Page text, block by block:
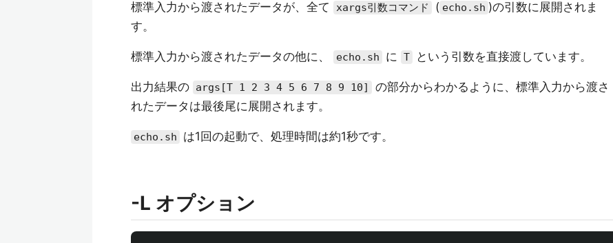
標準入力から渡されたデータが、全て xargs引数コマンド ( echo.sh )の引数に展開されま
す。
標準入力から渡されたデータの他に、 echo.sh に T という引数を直接渡しています。
出力結果の args[T 1 2 3 4 5 6 7 8 9 10]
の部分からわかるように、標準入力から渡さ
れたデータは最後尾に展開されます。
echo.sh は1回の起動で、処理時間は約1秒です。
-L オプション